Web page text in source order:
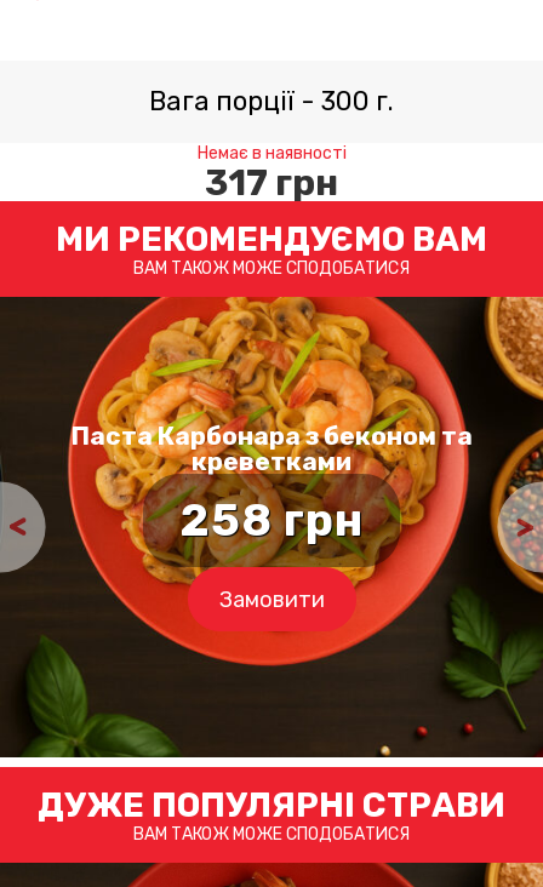
Вага порції - 300 г.
317 грн
Немає в наявності
МИ РЕКОМЕНДУЄМО ВАМ
ВАМ ТАКОЖ МОЖЕ СПОДОБАТИСЯ
Паста Карбонара з беконом та
креветками
258грн
Замовити
ДУЖЕ ПОПУЛЯРНІ СТРАВИ
ВАМ ТАКОЖ МОЖЕ СПОДОБАТИСЯ